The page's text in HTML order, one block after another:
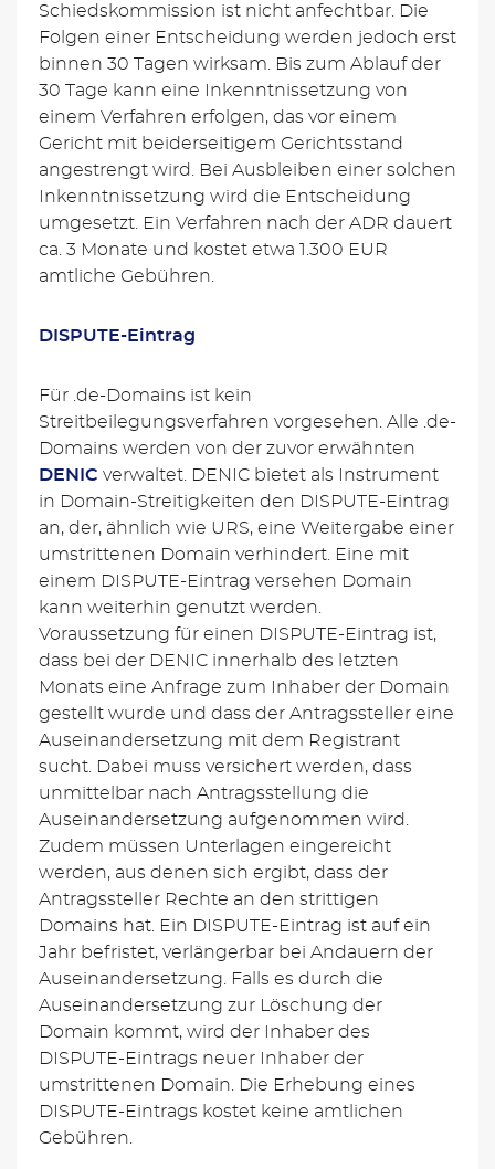
Schiedskommission ist nicht anfechtbar. Die
Folgen einer Entscheidung werden jedoch erst
binnen 30 Tagen wirksam. Bis zum Ablauf der
30 Tage kann eine Inkenntnissetzung von
einem Verfahren erfolgen, das vor einem
Gericht mit beiderseitigem Gerichtsstand
angestrengt wird. Bei Ausbleiben einer solchen
Inkenntnissetzung wird die Entscheidung
umgesetzt. Ein Verfahren nach der ADR dauert
ca. 3 Monate und kostet etwa 1.300 EUR
amtliche Gebühren.
DISPUTE-Eintrag
Für .de-Domains ist kein
Streitbeilegungsverfahren vorgesehen. Alle .de-
Domains werden von der zuvor erwähnten
DENIC verwaltet. DENIC bietet als Instrument
in Domain-Streitigkeiten den DISPUTE-Eintrag
an, der, ähnlich wie URS, eine Weitergabe einer
umstrittenen Domain verhindert. Eine mit
einem DISPUTE-Eintrag versehen Domain
kann weiterhin genutzt werden.
Voraussetzung für einen DISPUTE-Eintrag ist,
dass bei der DENIC innerhalb des letzten
Monats eine Anfrage zum Inhaber der Domain
gestellt wurde und dass der Antragssteller eine
Auseinandersetzung mit dem Registrant
sucht. Dabei muss versichert werden, dass
unmittelbar nach Antragsstellung die
Auseinandersetzung aufgenommen wird.
Zudem müssen Unterlagen eingereicht
werden, aus denen sich ergibt, dass der
Antragssteller Rechte an den strittigen
Domains hat. Ein DISPUTE-Eintrag ist auf ein
Jahr befristet, verlängerbar bei Andauern der
Auseinandersetzung. Falls es durch die
Auseinandersetzung zur Löschung der
Domain kommt, wird der Inhaber des
DISPUTE-Eintrags neuer Inhaber der
umstrittenen Domain. Die Erhebung eines
DISPUTE-Eintrags kostet keine amtlichen
Gebühren.